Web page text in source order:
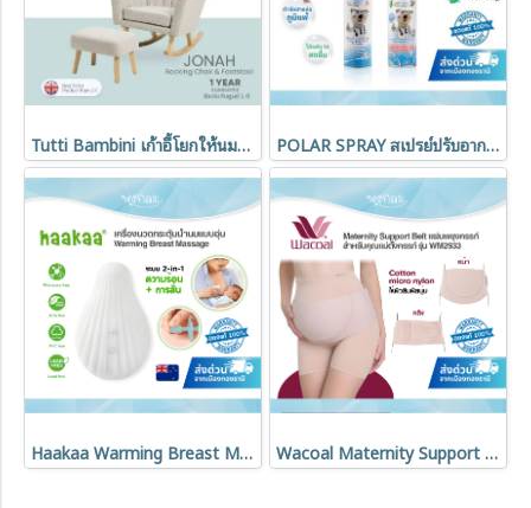
Tutti Bambini เก้าอี้โยกให้นมเด็ก พร้อมเก้าอี้วางเท้า รุ่น Jonah POLAR SPRAY สเปรย์ปรับอากาศ Activ Polar กลิ่นยูคาลิปตัส 280 ml
Haakaa Warming Breast Massager ลดท่อน้ำนมอุดตัน Wacoal Maternity Support Belt แผ่นพยุงครรภ์ บรรเทาปวดหลัง รุ่น WM2933